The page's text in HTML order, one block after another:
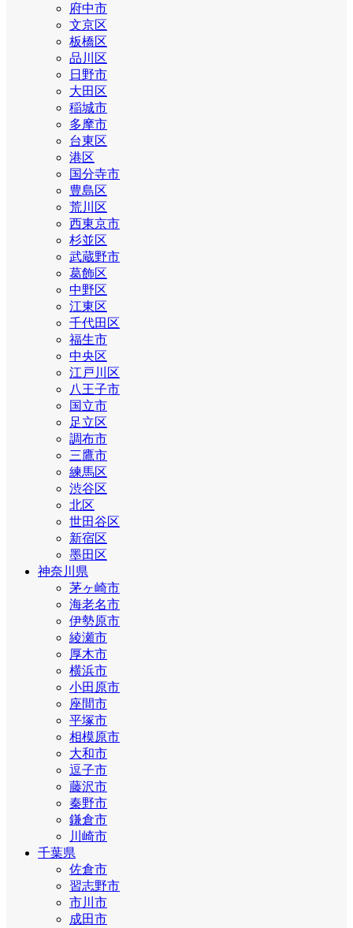
府中市
文京区
板橋区
品川区
日野市
大田区
稲城市
多摩市
台東区
港区
国分寺市
豊島区
荒川区
西東京市
杉並区
武蔵野市
葛飾区
中野区
江東区
千代田区
福生市
中央区
江戸川区
八王子市
国立市
足立区
調布市
三鷹市
練馬区
渋谷区
北区
世田谷区
新宿区
墨田区
神奈川県
茅ヶ崎市
海老名市
伊勢原市
綾瀬市
厚木市
横浜市
小田原市
座間市
平塚市
相模原市
大和市
逗子市
藤沢市
秦野市
鎌倉市
川崎市
千葉県
佐倉市
習志野市
市川市
成田市